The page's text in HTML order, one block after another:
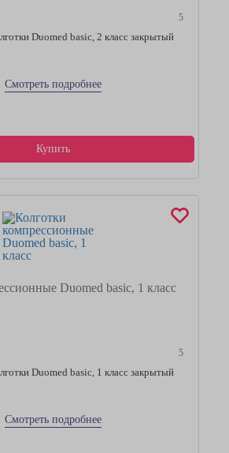
5
Duomed basic, 2 класс закрытый
Смотреть подробнее
Купить
Duomed basic, 1 класс
5
Duomed basic, 1 класс закрытый
Смотреть подробнее